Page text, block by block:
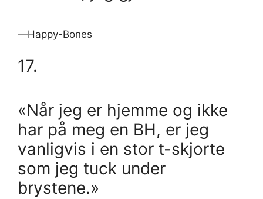
—Happy-Bones
17.
«Når jeg er hjemme og ikke
har på meg en BH, er jeg
vanligvis i en stor t-skjorte
som jeg tuck under
brystene.»